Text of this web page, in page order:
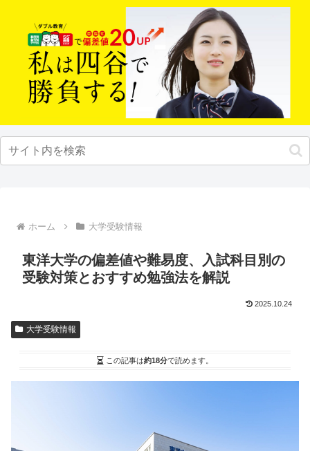
ホーム 大学受験情報
東洋大学の偏差値や難易度、入試科目別の
受験対策とおすすめ勉強法を解説
2025.10.24
大学受験情報
この記事は約18分で読めます。